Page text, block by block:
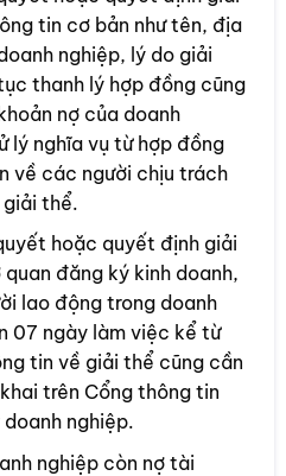
tin cơ bản như tên, địa
nghiệp, lý do giải
thanh lý hợp đồng cũng
nợ của doanh
lý nghĩa vụ từ hợp đồng
về các người chịu trách
thể.
hoặc quyết định giải
đăng ký kinh doanh,
lao động trong doanh
07 ngày làm việc kể từ
tin về giải thể cũng cần
trên Cổng thông tin
nghiệp.
nghiệp còn nợ tài